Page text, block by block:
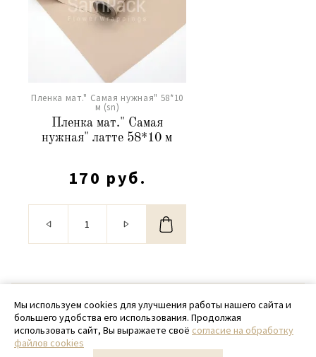
Пленка мат." Самая нужная" 58*10
м (sn)
Пленка мат." Самая
нужная" латте 58*10 м
170 руб.
© 2020 - 2026 SamPack
+ 7 (918) 699-97-87
zakaz@sampack.store
Мы используем cookies для улучшения работы нашего сайта и
большего удобства его использования. Продолжая
использовать сайт, Вы выражаете своё согласие на обработку
файлов cookies